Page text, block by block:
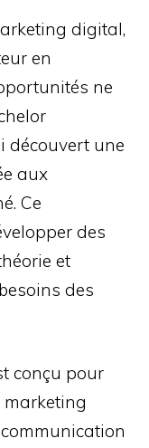
digital,
en
ne
découvert une
aux
Ce
des
et
des
conçu pour
marketing